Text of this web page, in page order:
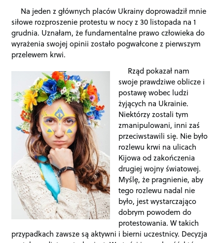
Na jeden z głównych placów Ukrainy doprowadził mnie
siłowe rozproszenie protestu w nocy z 30 listopada na 1
grudnia. Uznałam, że fundamentalne prawo człowieka do
wyrażenia swojej opinii zostało pogwałcone z pierwszym
przelewem krwi.
Rząd pokazał nam
swoje prawdziwe oblicze i
postawę wobec ludzi
żyjących na Ukrainie.
Niektórzy zostali tym
zmanipulowani, inni zaś
przeciwstawili się. Nie było
rozlewu krwi na ulicach
Kijowa od zakończenia
drugiej wojny światowej.
Myślę, że pragnienie, aby
tego rozlewu nadal nie
było, jest wystarczająco
dobrym powodem do
protestowania. W takich
przypadkach zawsze są aktywni i bierni uczestnicy. Decyzja